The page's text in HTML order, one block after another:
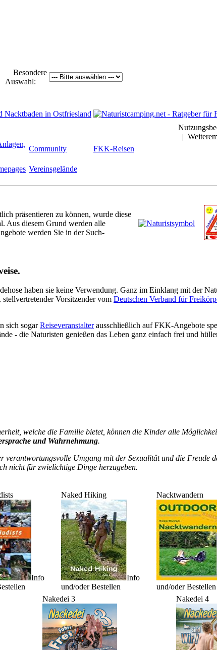
Besondere
Auswahl:
Community
FKK-Reisen
Vereinsgelände
präsentieren zu können, wurde diese
Aus diesem Grund werden alle
werden Sie in der Such-
haben sie keine Verwendung. Ganz im Einklang mit der
Vorsitzender vom Deutschen Verband für
sich sogarReiseveranstalterausschließlich auf FKK-Angebote
- die Naturisten genießen das Leben ganz einfach frei und
welche die Familie bietet, können die Kinder alle
und Wahrnehmung.
verantwortungsvolle Umgang mit der Sexualität und die
nicht für zwielichtige Dinge herzugeben.
Info
Naked Hiking
Info
und/oder Bestellen
Nacktwandern
und/oder Bestellen
Nakedei 3 Nakedei 4
|